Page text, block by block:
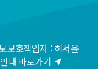
보호책임자 : 허서윤
내 바로가기